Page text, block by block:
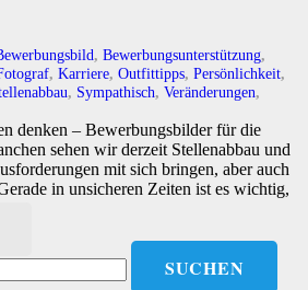
, Bewerbungsunterstützung,
, Karriere, Outfittipps, Persönlichkeit,
, Sympathisch, Veränderungen,
denken – Bewerbungsbilder für die
sehen wir derzeit Stellenabbau und
mit sich bringen, aber auch
in unsicheren Zeiten ist es wichtig,